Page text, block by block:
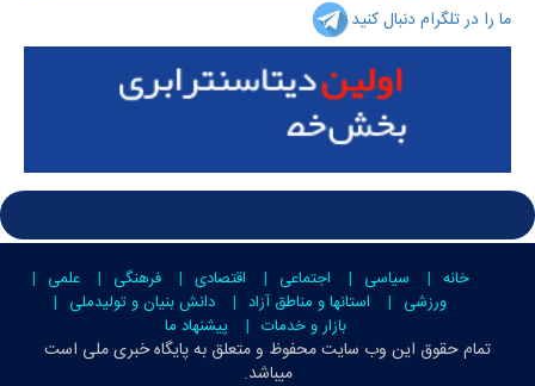
ما را در تلگرام دنبال کنید
خانه سیاسی اجتماعی اقتصادی فرهنگی
علمی
ورزشی
استانها و مناطق آزاد
دانش بنیان و تولیدملی
بازار و خدمات
پیشنهاد ما
تمام حقوق این وب سایت محفوظ و متعلق بهپایگاه خبری ملی است
میباشد.